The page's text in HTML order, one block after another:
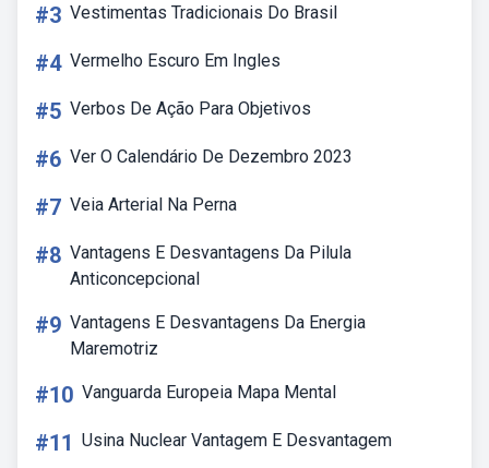
#3 Vestimentas Tradicionais Do Brasil
#4 Vermelho Escuro Em Ingles
#5 Verbos De Ação Para Objetivos
#6 Ver O Calendário De Dezembro 2023
#7 Veia Arterial Na Perna
#8 Vantagens E Desvantagens Da Pilula
Anticoncepcional
#9 Vantagens E Desvantagens Da Energia
Maremotriz
#10 Vanguarda Europeia Mapa Mental
#11 Usina Nuclear Vantagem E Desvantagem